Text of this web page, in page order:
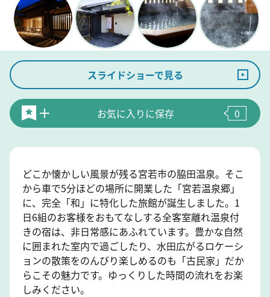
スライドショーで見る
お気に入りに保存 0
どこか懐かしい風景が残る宮若市の脇田温泉。そこ
から車で5分ほどの場所に開業した「宮若温泉郷」
に、完全「和」に特化した旅館が誕生しました。1
日6組のお客様をおもてなしする全客室離れ温泉付
きの宿は、非日常感にあふれています。豊かな自然
に囲まれた室内で過ごしたり、水田広がるロケーシ
ョンの散策をのんびり楽しめるのも「古民家」だか
らこその魅力です。ゆっくりした時間の流れをお楽
しみください。